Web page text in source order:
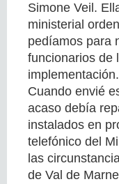
Simone Veil.
ministerial
pedíamos para
funcionarios de
implementación.
Cuando envié
acaso debía
instalados en
telefónico del
las
de Val de